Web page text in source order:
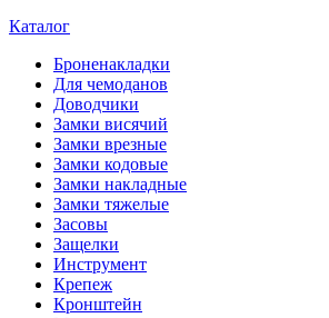
Каталог
Броненакладки
Для чемоданов
Доводчики
Замки висячий
Замки врезные
Замки кодовые
Замки накладные
Замки тяжелые
Засовы
Защелки
Инструмент
Крепеж
Кронштейн